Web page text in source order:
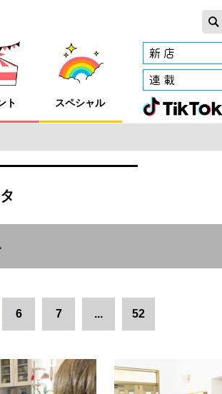
ト スペシャル
相馬市 柳津町 大玉村 川俣町 国
6 7 ... 52